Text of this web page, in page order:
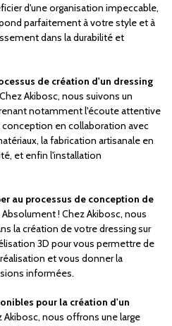
d'une organisation impeccable,
parfaitement à votre style et à
dans la durabilité et
de création d'un dressing
Akibosc, nous suivons un
notamment l'écoute attentive
en collaboration avec
la fabrication artisanale en
et enfin l'installation
au processus de conception de
Absolument ! Chez Akibosc, nous
la création de votre dressing sur
3D pour vous permettre de
et vous donner la
informées.
pour la création d'un
Akibosc, nous offrons une large